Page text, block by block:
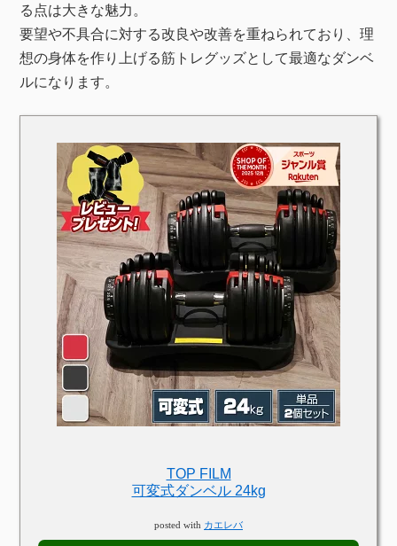
る点は大きな魅力。
要望や不具合に対する改良や改善を重ねられており、理
想の身体を作り上げる筋トレグッズとして最適なダンベ
ルになります。
TOP FILM
可変式ダンベル 24kg
posted with カエレバ